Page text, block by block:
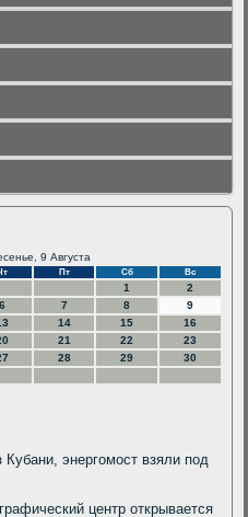
9 Августа
Пт Сб Вс
1
2
6 7 8
9
14 15
16
21 22
23
28 29
30
энергомост взяли под
центр открывается